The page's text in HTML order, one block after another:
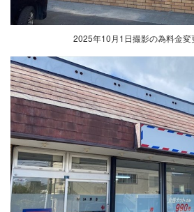
2025年10月1日撮影の為料金変